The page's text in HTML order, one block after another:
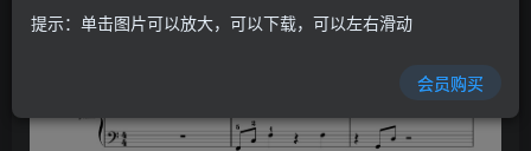
提示：单击图片可以放大，可以下载，可以左右滑动
会员购买